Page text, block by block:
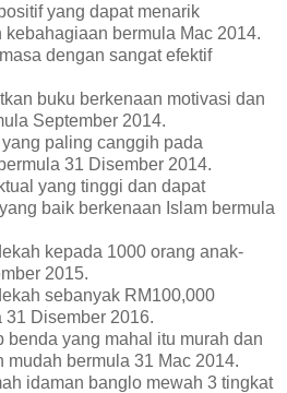
yang dapat menarik
kebahagiaan bermula Mac 2014.
dengan sangat efektif
buku berkenaan motivasi dan
September 2014.
paling canggih pada
31 Disember 2014.
yang tinggi dan dapat
baik berkenaan Islam bermula
kepada 1000 orang anak-
2015.
sebanyak RM100,000
31 Disember 2016.
benda yang mahal itu murah dan
mudah bermula 31 Mac 2014.
idaman banglo mewah 3 tingkat